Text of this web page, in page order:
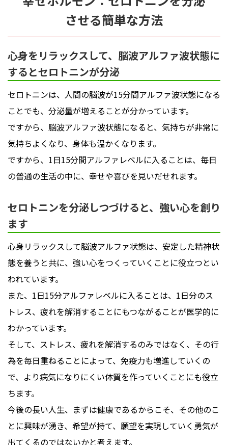
させる簡単な方法
心身をリラックスして、脳波アルファ波状態に
するとセロトニンが分泌
セロトニンは、人間の脳波が15分間アルファ波状態になる
ことでも、分泌量が増えることが分かっています。
ですから、脳波アルファ波状態になると、気持ちが非常に
気持ちよくなり、身体も温かくなります。
ですから、 1日15分間アルファレベルに入ることは、毎日
の普通の生活の中に、幸せや喜びを見いだせれます。
セロトニンを分泌しつづけると、強い心を創り
ます
心身リラックスして脳波アルファ状態は、安定した精神状
態を養うと共に、強い心をつくっていくことに役立つとい
われています。
また、1日15分アルファレベルに入ることは、1日分のス
トレス、疲れを解消することにもつながることが医学的に
わかっています。
そして、ストレス、疲れを解消するのみではなく、その行
為を毎日重ねることによって、免疫力も増進していくの
で、より病気になりにくい体質を作っていくことにも役立
ちます。
今後の長い人生、まずは健康であるからこそ、その他のこ
とに興味が湧き、希望が持て、願望を実現していく勇気が
出てくるのではないかと考えます。